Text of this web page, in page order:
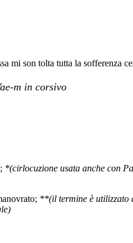
mi son tolta tutta la sofferenza
m in corsivo
*(cirlocuzione usata anche con
**(il termine è utilizzato